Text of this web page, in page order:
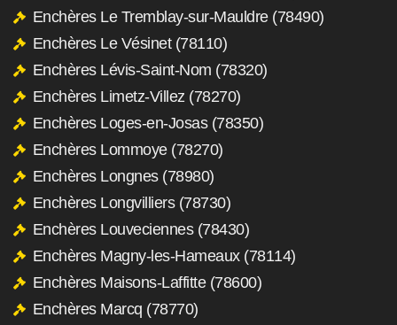
Enchères Le Tremblay-sur-Mauldre (78490)
Enchères Le Vésinet (78110)
Enchères Lévis-Saint-Nom (78320)
Enchères Limetz-Villez (78270)
Enchères Loges-en-Josas (78350)
Enchères Lommoye (78270)
Enchères Longnes (78980)
Enchères Longvilliers (78730)
Enchères Louveciennes (78430)
Enchères Magny-les-Hameaux (78114)
Enchères Maisons-Laffitte (78600)
Enchères Marcq (78770)